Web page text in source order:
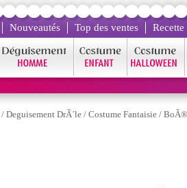
Nouveautés Top des ventes
/ Deguisement DrÃ´le / Costume Fantaisie /